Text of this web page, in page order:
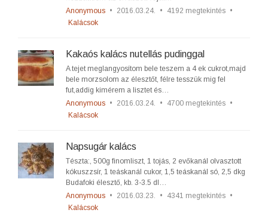
Anonymous • 2016.03.24. • 4192 megtekintés •
Kalácsok
Kakaós kalács nutellás pudinggal
A tejet meglangyosítom bele teszem a 4 ek cukrot,majd
bele morzsolom az élesztőt, félre tesszük mig fel
fut,addig kimérem a lisztet és…
Anonymous • 2016.03.24. • 4700 megtekintés •
Kalácsok
Napsugár kalács
Tészta:, 500g finomliszt, 1 tojás, 2 evőkanál olvasztott
kókuszzsír, 1 teáskanál cukor, 1,5 teáskanál só, 2,5 dkg
Budafoki élesztő, kb. 3-3.5 dl…
Anonymous • 2016.03.23. • 4341 megtekintés •
Kalácsok